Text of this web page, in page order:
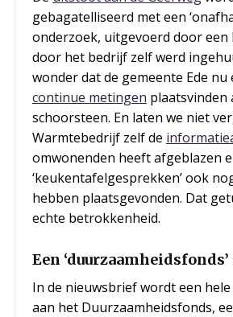
gebagatelliseerd met een
onderzoek, uitgevoerd door een
door het bedrijf zelf werd
wonder dat de gemeente Ede nu
continue metingen plaatsvinden
schoorsteen. En laten we niet
Warmtebedrijf zelf de
omwonenden heeft afgeblazen
‘keukentafelgesprekken’ ook
hebben plaatsgevonden. Dat
echte betrokkenheid.
Een
In de nieuwsbrief wordt een
aan het Duurzaamheidsfonds,